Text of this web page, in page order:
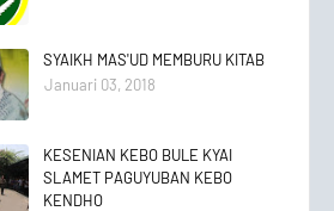
SYAIKH MAS'UD MEMBURU KITAB
Januari 03, 2018
KESENIAN KEBO BULE KYAI
SLAMET PAGUYUBAN KEBO
KENDHO